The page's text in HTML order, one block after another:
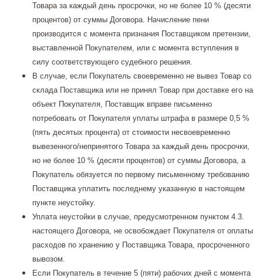
Товара за каждый день просрочки, но не более 10 % (десяти
процентов) от суммы Договора. Начисление пени
производится с момента признания Поставщиком претензии,
выставленной Покупателем, или с момента вступления в
силу соответствующего судебного решения.
В случае, если Покупатель своевременно не вывез Товар со
склада Поставщика или не принял Товар при доставке его на
объект Покупателя, Поставщик вправе письменно
потребовать от Покупателя уплаты штрафа в размере 0,5 %
(пять десятых процента) от стоимости несвоевременно
вывезенного/непринятого Товара за каждый день просрочки,
но не более 10 % (десяти процентов) от суммы Договора, а
Покупатель обязуется по первому письменному требованию
Поставщика уплатить последнему указанную в настоящем
пункте неустойку.
Уплата неустойки в случае, предусмотренном пунктом 4.3.
настоящего Договора, не освобождает Покупателя от оплаты
расходов по хранению у Поставщика Товара, просроченного
вывозом.
Если Покупатель в течение 5 (пяти) рабочих дней с момента